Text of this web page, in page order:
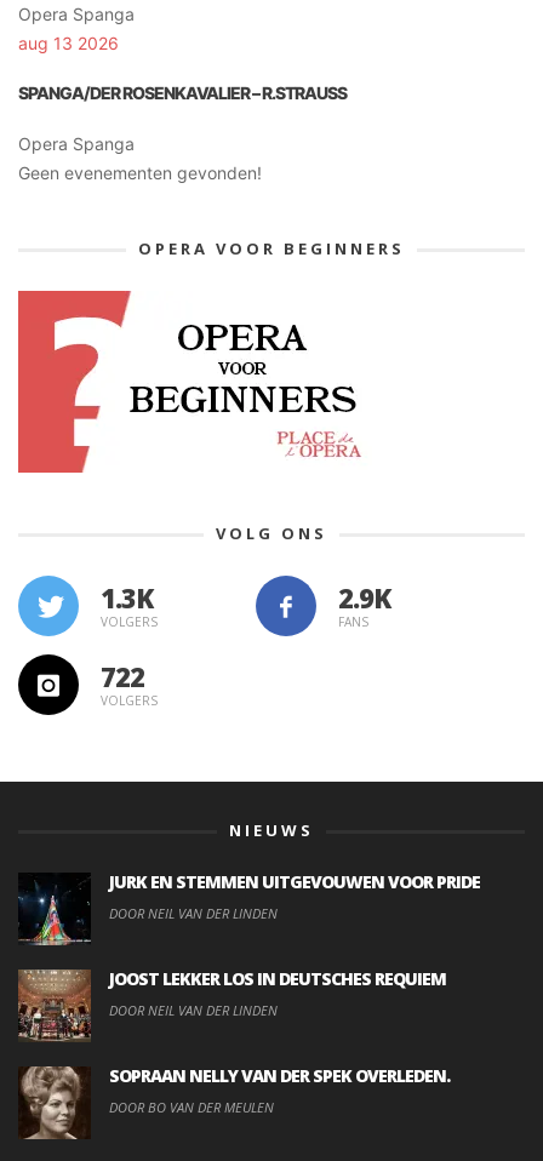
Opera Spanga
aug 13 2026
SPANGA/DER ROSENKAVALIER – R.STRAUSS
Opera Spanga
Geen evenementen gevonden!
OPERA VOOR BEGINNERS
VOLG ONS
1.3K
VOLGERS FANS
722
VOLGERS
NIEUWS
JURK EN STEMMEN UITGEVOUWEN VOOR PRIDE
DOOR NEIL VAN DER LINDEN
JOOST LEKKER LOS IN DEUTSCHES REQUIEM
DOOR NEIL VAN DER LINDEN
SOPRAAN NELLY VAN DER SPEK OVERLEDEN.
DOOR BO VAN DER MEULEN